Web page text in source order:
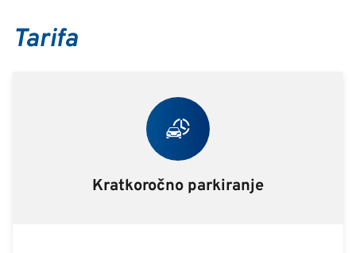
Tarifa
Kratkoročno parkiranje